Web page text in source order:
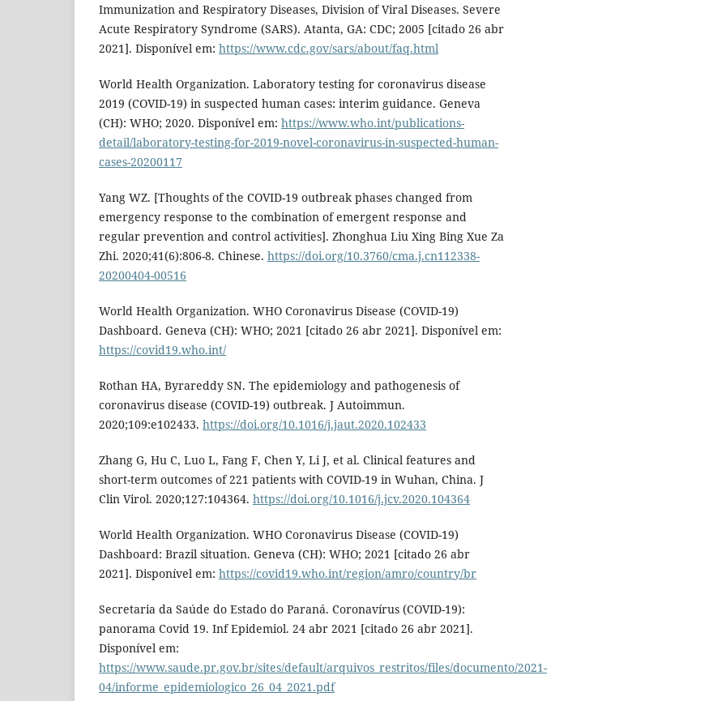
Immunization and Respiratory Diseases, Division of Viral Diseases. Severe
Acute Respiratory Syndrome (SARS). Atanta, GA: CDC; 2005 [citado 26 abr
2021]. Disponível em: https://www.cdc.gov/sars/about/faq.html
World Health Organization. Laboratory testing for coronavirus disease
2019 (COVID-19) in suspected human cases: interim guidance. Geneva
(CH): WHO; 2020. Disponível em: https://www.who.int/publications-
detail/laboratory-testing-for-2019-novel-coronavirus-in-suspected-human-
cases-20200117
Yang WZ. [Thoughts of the COVID-19 outbreak phases changed from
emergency response to the combination of emergent response and
regular prevention and control activities]. Zhonghua Liu Xing Bing Xue Za
Zhi. 2020;41(6):806-8. Chinese. https://doi.org/10.3760/cma.j.cn112338-
20200404-00516
World Health Organization. WHO Coronavirus Disease (COVID-19)
Dashboard. Geneva (CH): WHO; 2021 [citado 26 abr 2021]. Disponível em:
https://covid19.who.int/
Rothan HA, Byrareddy SN. The epidemiology and pathogenesis of
coronavirus disease (COVID-19) outbreak. J Autoimmun.
2020;109:e102433. https://doi.org/10.1016/j.jaut.2020.102433
Zhang G, Hu C, Luo L, Fang F, Chen Y, Li J, et al. Clinical features and
short-term outcomes of 221 patients with COVID-19 in Wuhan, China. J
Clin Virol. 2020;127:104364. https://doi.org/10.1016/j.jcv.2020.104364
World Health Organization. WHO Coronavirus Disease (COVID-19)
Dashboard: Brazil situation. Geneva (CH): WHO; 2021 [citado 26 abr
2021]. Disponível em: https://covid19.who.int/region/amro/country/br
Secretaria da Saúde do Estado do Paraná. Coronavírus (COVID-19):
panorama Covid 19. Inf Epidemiol. 24 abr 2021 [citado 26 abr 2021].
Disponível em:
https://www.saude.pr.gov.br/sites/default/arquivos_restritos/files/documento/2021-
04/informe_epidemiologico_26_04_2021.pdf